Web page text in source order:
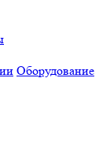
Оборудование